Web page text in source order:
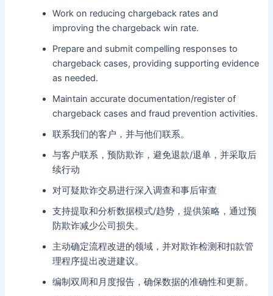
Work on reducing chargeback rates and
improving the chargeback win rate.
Prepare and submit compelling responses to
chargeback cases, providing supporting evidence
as needed.
Maintain accurate documentation/register of
chargeback cases and fraud prevention activities.
联系我们的客户，并与他们联系。
与客户联系，预防欺诈，避免退款/退单，并采取后
续行动
对可疑欺诈交易进行深入调查和事后审查
支持提取和分析数据模式/趋势，提供策略，通过预
防欺诈减少公司损失。
主动确定流程改进的领域，并对欺诈检测和扣款管
理程序提出改进建议。
编制双周和月度报告，确保数据的准确性和更新。